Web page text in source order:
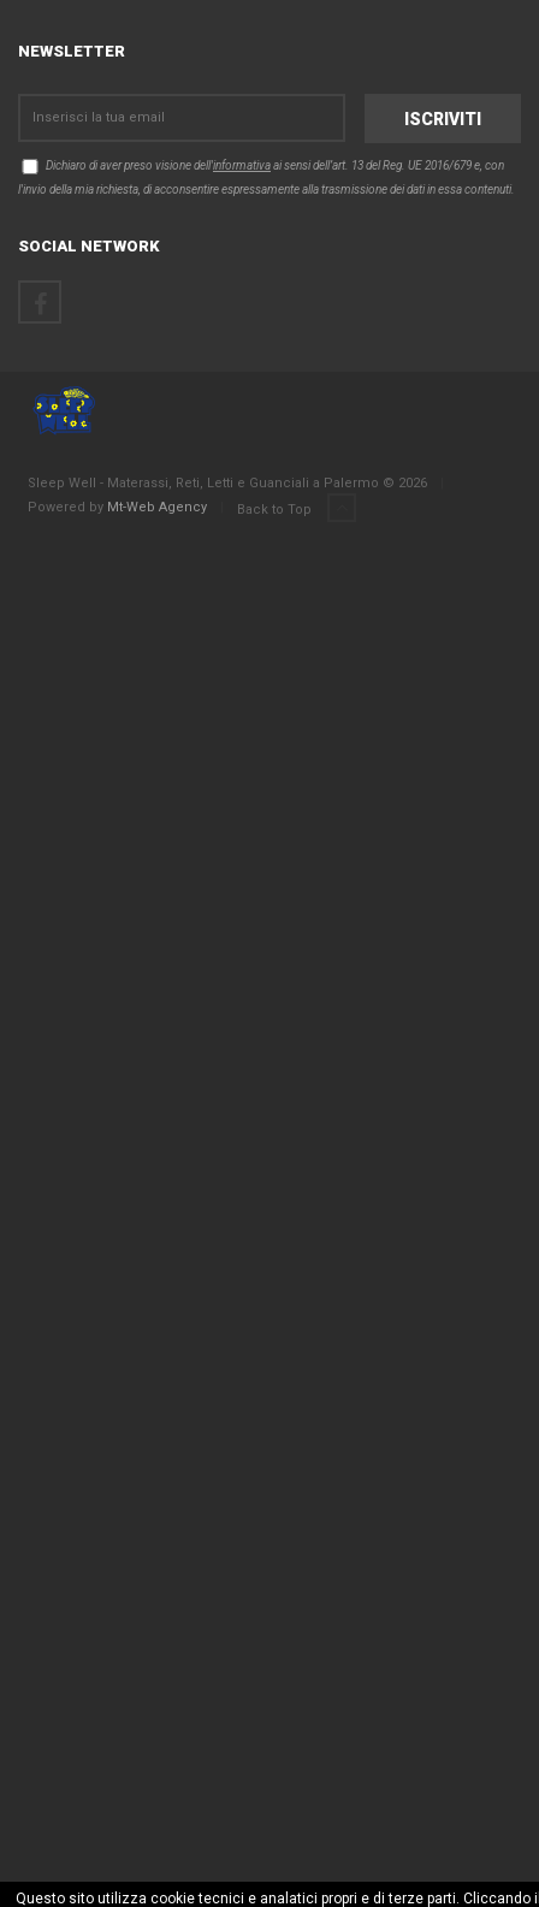
NEWSLETTER
Dichiaro di aver preso visione dell'informativaai sensi dell’art. 13 del Reg. UE 2016/679 e, con
l'invio della mia richiesta, di acconsentire espressamente alla trasmissione dei dati in essa contenuti.
SOCIAL NETWORK
Sleep Well - Materassi, Reti, Letti e Guanciali a Palermo © 2026
Powered by Mt-Web Agency Back to Top
Questo sito utilizza cookie tecnici e analatici propri e di terze parti. Cliccando